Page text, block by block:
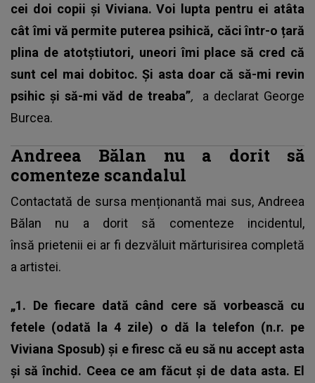
cei doi copii și Viviana. Voi lupta pentru ei atâta
cât îmi vă permite puterea psihică, căci într-o țară
plina de atotștiutori, uneori îmi place să cred că
sunt cel mai dobitoc. Și asta doar că să-mi revin
psihic și să-mi văd de treaba”,
a declarat George
Burcea.
Andreea Bălan nu a dorit să
comenteze scandalul
Contactată de sursa menționantă mai sus, Andreea
Bălan nu a dorit să comenteze incidentul,
însă prietenii ei ar fi dezvăluit mărturisirea completă
a artistei.
„1. De fiecare dată când cere să vorbească cu
fetele (odată la 4 zile) o dă la telefon (n.r. pe
Viviana Sposub) și e firesc că eu să nu accept asta
și să închid. Ceea ce am făcut și de data asta. El